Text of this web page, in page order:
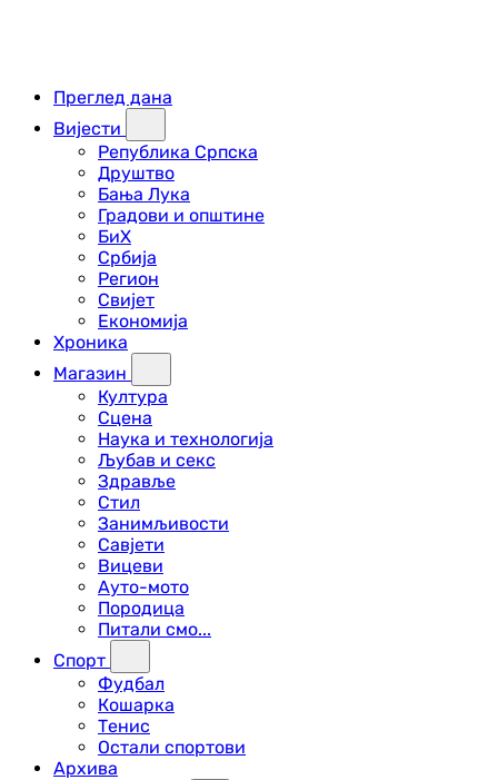
Преглед дана
Вијести
Република Српска
Друштво
Бања Лука
Градови и општине
БиХ
Србија
Регион
Свијет
Економија
Хроника
Магазин
Култура
Сцена
Наука и технологија
Љубав и секс
Здравље
Стил
Занимљивости
Савјети
Вицеви
Ауто-мото
Породица
Питали смо...
Спорт
Фудбал
Кошарка
Тенис
Остали спортови
Архива